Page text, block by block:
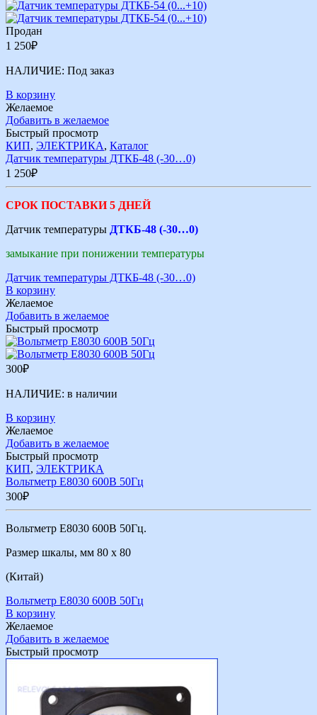
Продан
1 250₽
НАЛИЧИЕ: Под заказ
В корзину
Желаемое
Добавить в желаемое
Быстрый просмотр
КИП, ЭЛЕКТРИКА, Каталог
Датчик температуры ДТКБ-48 (-30…0)
1 250₽
СРОК ПОСТАВКИ 5 ДНЕЙ
Датчик температуры ДТКБ-48 (-30…0)
замыкание при понижении температуры
Датчик температуры ДТКБ-48 (-30…0)
В корзину
Желаемое
Добавить в желаемое
Быстрый просмотр
300₽
НАЛИЧИЕ: в наличии
В корзину
Желаемое
Добавить в желаемое
Быстрый просмотр
КИП, ЭЛЕКТРИКА
Вольтметр Е8030 600В 50Гц
300₽
Вольтметр Е8030 600В 50Гц.
Размер шкалы, мм 80 х 80
(Китай)
Вольтметр Е8030 600В 50Гц
В корзину
Желаемое
Добавить в желаемое
Быстрый просмотр